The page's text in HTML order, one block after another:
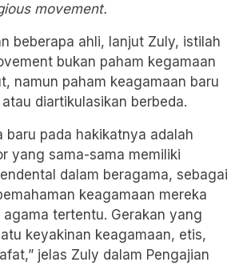
movement.
beberapa ahli, lanjut Zuly, istilah
bukan paham kegamaan
namun paham keagamaan baru
diartikulasikan berbeda.
baru pada hakikatnya adalah
yang sama-sama memiliki
dalam beragama, sebagai
keagamaan mereka
tertentu. Gerakan yang
keyakinan keagamaan, etis,
jelas Zuly dalam Pengajian